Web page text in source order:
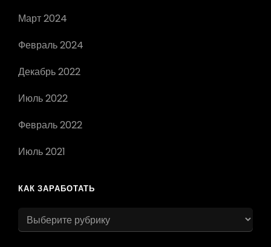
Март 2024
Февраль 2024
Декабрь 2022
Июль 2022
Февраль 2022
Июль 2021
КАК ЗАРАБОТАТЬ
как
заработать